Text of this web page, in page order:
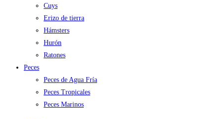
Cuys
Erizo de tierra
Hámsters
Hurón
Ratones
Peces
Peces de Agua Fría
Peces Tropicales
Peces Marinos